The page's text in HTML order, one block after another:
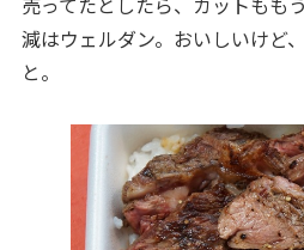
減はウェルダン。おいしいけど
と。